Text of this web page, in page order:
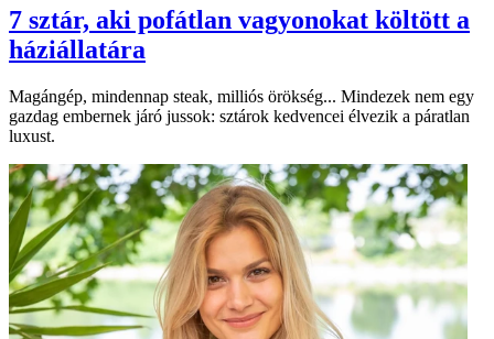
7 sztár, aki pofátlan vagyonokat költött a
háziállatára
Magángép, mindennap steak, milliós örökség... Mindezek nem egy
gazdag embernek járó jussok: sztárok kedvencei élvezik a páratlan
luxust.